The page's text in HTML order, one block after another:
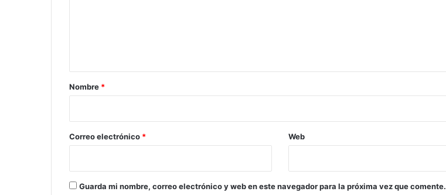
r
*
Nombre *
Correo electrónico * Web
Guarda mi nombre, correo electrónico y web en este navegador para la próxima vez que comente.